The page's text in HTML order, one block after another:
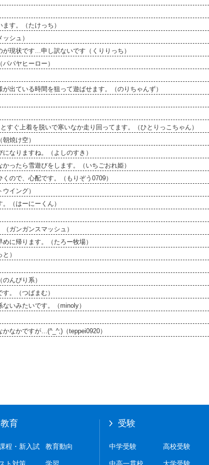
す。（たけっち）
シュ）
現状です…申し訳ないです（くりりっち）
パヤヒーロー）
出ている時間を狙って遊ばせます。（のりちゃんず）
すぐ上着を脱いで寒いなか走り回ってます。（ひとりっこちゃん）
焼け空）
なりますね。（よしのすき）
ったら雪遊びをします。（いちごおれ姫）
ので、心配です。（もりぞう0709）
イング）
（はーにーくん）
ガンガンスマッシュ）
に帰ります。（たろー牧場）
）
んびり系）
。（つばまむ）
いみたいです。（minoly）
なかですが…(^_^;)（teppei0920）
教育
程・新入試 教育動向
受験
中学受験 高校受験